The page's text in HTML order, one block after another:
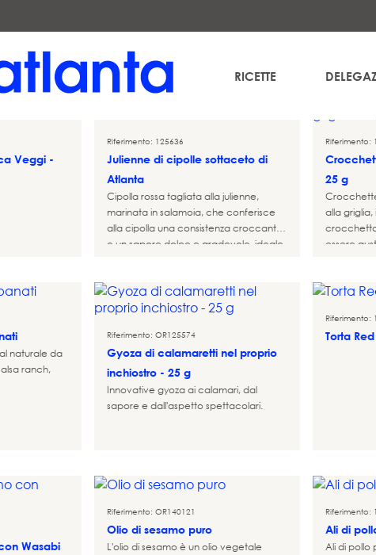
fine di inviarLe la nostra newsletter. Potrà esercitare in qualsiasi momento i Suoi diritti di
aggiuntive e dettagliate sul trattamento dei suoi dati nella nostraINFORMATIVA SULLA
RICETTE
Veggi -
Riferimento: 125636
Julienne di cipolle sottaceto di
Atlanta
Cipolla rossa tagliata alla julienne,
marinata in salamoia, che conferisce
alla cipolla una consistenza croccante
e un sapore dolce e gradevole, ideale
Riferimento:
25 g
alla
essere
naturale da
ranch,
Riferimento: OR125574
Gyoza di calamaretti nel proprio
inchiostro - 25 g
Innovative gyoza ai calamari, dal
sapore e dall'aspetto spettacolari.
Riferimento:
Torta
Wasabi
Riferimento: OR140121
Olio di sesamo puro
L'olio di sesamo è un olio vegetale
Riferimento:
Ali di
Ali di